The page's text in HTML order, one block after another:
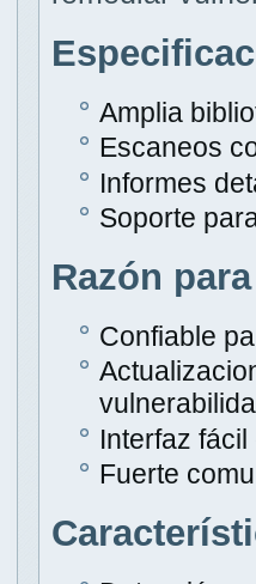
Amplia
Escaneos
Informes
Soporte
Razón
Confiable
Interfaz
Fuerte